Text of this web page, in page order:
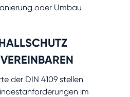
oder Umbau
der DIN 4109 stellen
im